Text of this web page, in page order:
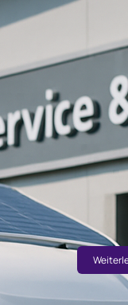
perfekt
sichere